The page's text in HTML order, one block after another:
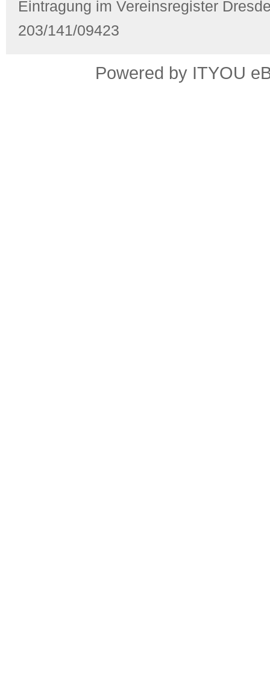
Eintragung im Vereinsregister
203/141/09423
Powered by ITYOU